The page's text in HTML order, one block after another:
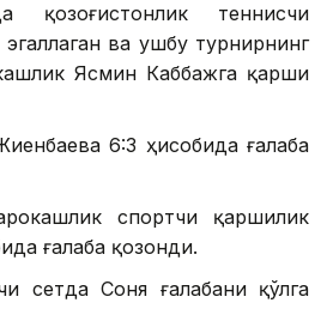
қозоғистонлик теннисчи
ва ушбу турнирнинг
Ясмин Каббажга қарши
6:3 ҳисобида ғалаба
спортчи қаршилик
ғалаба қозонди.
сетда Соня ғалабани қўлга